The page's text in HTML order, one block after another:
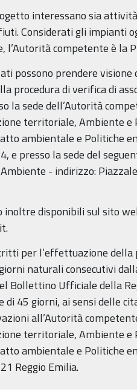
interessano sia
Considerati gli impianti
l’Autorità competente è la
possono prendere
procedura di verifica di
la sede dell’Autorità
territoriale, Ambiente e
ambientale e Politiche
e presso la sede del
- indirizzo:
inoltre disponibili sul sito
per l’effettuazione della
naturali consecutivi
Bollettino Ufficiale della
di 45 giorni, ai sensi delle
all’Autorità
territoriale, Ambiente e
ambientale e Politiche
Reggio Emilia.